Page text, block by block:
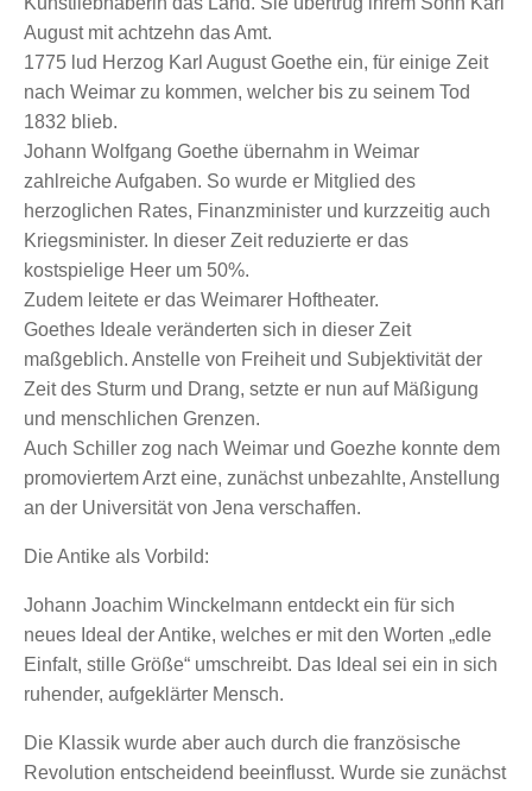
August mit achtzehn das Amt.
1775 lud Herzog Karl August Goethe ein, für einige Zeit
nach Weimar zu kommen, welcher bis zu seinem Tod
1832 blieb.
Johann Wolfgang Goethe übernahm in Weimar
zahlreiche Aufgaben. So wurde er Mitglied des
herzoglichen Rates, Finanzminister und kurzzeitig auch
Kriegsminister. In dieser Zeit reduzierte er das
kostspielige Heer um 50%.
Zudem leitete er das Weimarer Hoftheater.
Goethes Ideale veränderten sich in dieser Zeit
maßgeblich. Anstelle von Freiheit und Subjektivität der
Zeit des Sturm und Drang, setzte er nun auf Mäßigung
und menschlichen Grenzen.
Auch Schiller zog nach Weimar und Goezhe konnte dem
promoviertem Arzt eine, zunächst unbezahlte, Anstellung
an der Universität von Jena verschaffen.
Die Antike als Vorbild:
Johann Joachim Winckelmann entdeckt ein für sich
neues Ideal der Antike, welches er mit den Worten „edle
Einfalt, stille Größe“ umschreibt. Das Ideal sei ein in sich
ruhender, aufgeklärter Mensch.
Die Klassik wurde aber auch durch die französische
Revolution entscheidend beeinflusst. Wurde sie zunächst